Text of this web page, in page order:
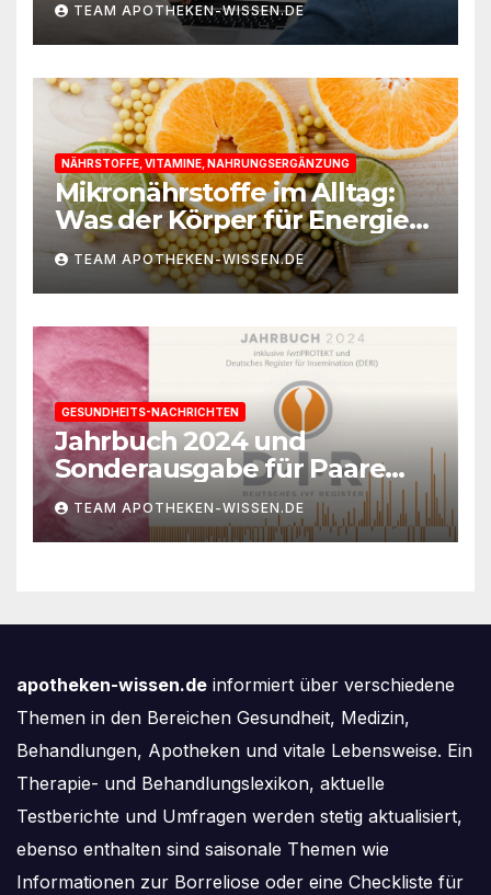
TEAM APOTHEKEN-WISSEN.DE
NÄHRSTOFFE, VITAMINE, NAHRUNGSERGÄNZUNG
Mikronährstoffe im Alltag:
Was der Körper für Energie
und Leistungsfähigkeit
braucht
TEAM APOTHEKEN-WISSEN.DE
GESUNDHEITS-NACHRICHTEN
Jahrbuch 2024 und
Sonderausgabe für Paare
des Deutschen IVF-Registers:
Zahl der Mehrlingsgeburten
nach
TEAM APOTHEKEN-WISSEN.DE
apotheken-wissen.de informiert über verschiedene
Themen in den Bereichen Gesundheit, Medizin,
Behandlungen, Apotheken und vitale Lebensweise. Ein
Therapie- und Behandlungslexikon, aktuelle
Testberichte und Umfragen werden stetig aktualisiert,
ebenso enthalten sind saisonale Themen wie
Informationen zur Borreliose oder eine Checkliste für